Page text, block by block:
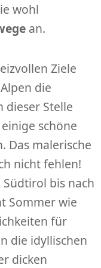
wohl
an.
Ziele
die
dieser Stelle
schöne
Das malerische
nicht fehlen!
Südtirol bis nach
Sommer wie
für
die idyllischen
dicken